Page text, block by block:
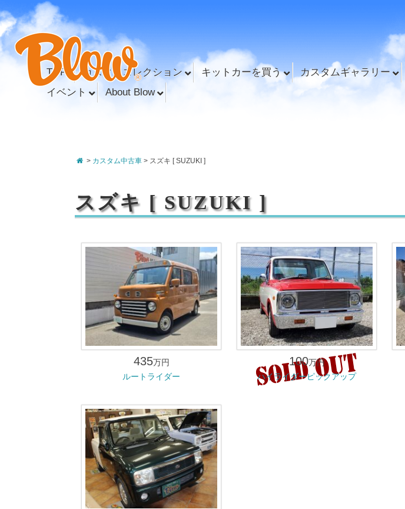
TOP カスタムコレクション キットカーを買う カスタムギャラリー
イベント
About Blow
> カスタム中古車> スズキ [ SUZUKI ]
スズキ [ SUZUKI ]
435万円
ルートライダー
100万円
ハイライダーピックアップ